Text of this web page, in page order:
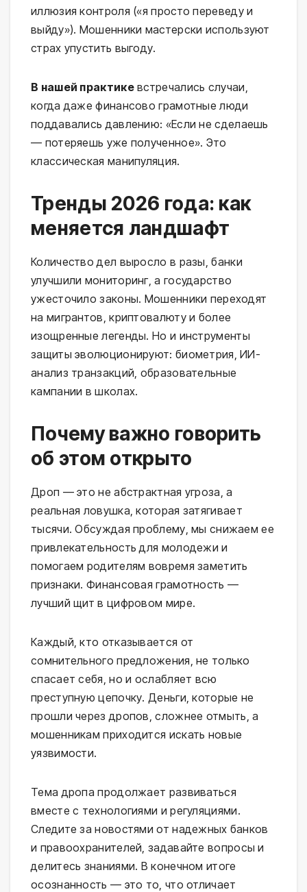
иллюзия контроля («я просто переведу и
выйду»). Мошенники мастерски используют
страх упустить выгоду.
В нашей практикевстречались случаи,
когда даже финансово грамотные люди
поддавались давлению: «Если не сделаешь
— потеряешь уже полученное». Это
классическая манипуляция.
Тренды 2026 года: как
меняется ландшафт
Количество дел выросло в разы, банки
улучшили мониторинг, а государство
ужесточило законы. Мошенники переходят
на мигрантов, криптовалюту и более
изощренные легенды. Но и инструменты
защиты эволюционируют: биометрия, ИИ-
анализ транзакций, образовательные
кампании в школах.
Почему важно говорить
об этом открыто
Дроп — это не абстрактная угроза, а
реальная ловушка, которая затягивает
тысячи. Обсуждая проблему, мы снижаем ее
привлекательность для молодежи и
помогаем родителям вовремя заметить
признаки. Финансовая грамотность —
лучший щит в цифровом мире.
Каждый, кто отказывается от
сомнительного предложения, не только
спасает себя, но и ослабляет всю
преступную цепочку. Деньги, которые не
прошли через дропов, сложнее отмыть, а
мошенникам приходится искать новые
уязвимости.
Тема дропа продолжает развиваться
вместе с технологиями и регуляциями.
Следите за новостями от надежных банков
и правоохранителей, задавайте вопросы и
делитесь знаниями. В конечном итоге
осознанность — это то, что отличает